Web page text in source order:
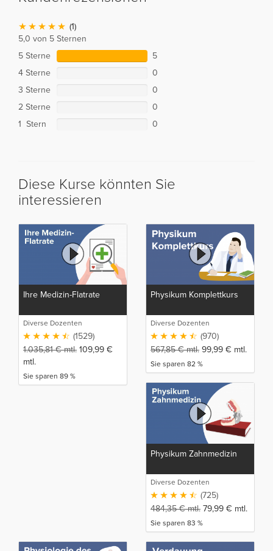
(1)
5,0 von 5 Sternen
5 Sterne
5
4 Sterne
0
3 Sterne
0
2 Sterne
0
1 Stern
0
Diese Kurse könnten Sie
interessieren
Ihre Medizin-Flatrate
Diverse Dozenten
(1529)
1.035,81€mtl. 109,99 €
mtl.
Sie sparen 89 %
Physikum Komplettkurs
Diverse Dozenten
(970)
567,85€mtl. 99,99 € mtl.
Sie sparen 82 %
Physikum Zahnmedizin
Diverse Dozenten
(725)
484,35€mtl. 79,99 € mtl.
Sie sparen 83 %